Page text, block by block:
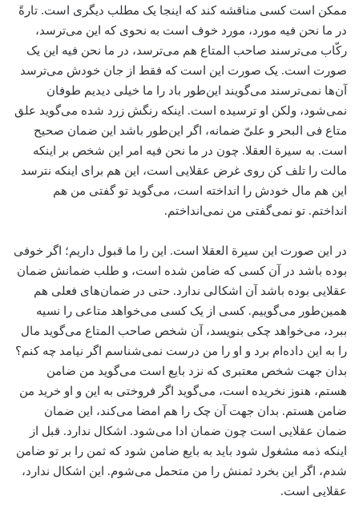
ممکن است کسی مناقشه کند که اینجا یک مطلب دیگری است. تارةً
در ما نحن فیه مورد، مورد خوف است به نحوی که این می‌ترسد،
رکّاب می‌ترسند صاحب المتاع هم می‌ترسد، در ما نحن فیه این یک
صورت است. یک صورت این است که فقط از جان خودش می‌ترسد
آن‌ها نمی‌ترسند می‌گویند این‌طور باد را ما خیلی دیدیم طوفان
نمی‌شود، ولکن او ترسیده است. اینکه رنگش زرد شده می‌گوید علق
متاع فی البحر و علیّ ضمانه، اگر این‌طور باشد این ضمان صحیح
است. به سیرة العقلا. چون در ما نحن فیه امر این شخص بر اینکه
مالت را تلف کن روی غرض عقلایی است، این هم برای اینکه نترسد
این هم مال خودش را انداخته است، می‌گوید تو گفتی من هم
انداختم. تو نمی‌گفتی من نمی‌انداختم.
در این صورت این سیرة العقلا است. این را ما قبول داریم؛ اگر خوفی
بوده باشد در آن کسی که ضامن شده است، و طلب ضمانش ضمان
عقلایی بوده باشد آن اشکالی ندارد. حتی در ضمان‌های فعلی هم
همین‌طور می‌گوییم. کسی از یک کسی می‌خواهد متاعی را نسیه
ببرد، می‌خواهد چکی بنویسد، آن شخص صاحب المتاع می‌گوید مال
را به این داده‌ام برد و او را من درست نمی‌شناسم اگر نیامد چه کنم؟
بدان جهت شخص معتبری که نزد بایع است می‌گوید من ضامن
هستم، هنوز نخریده است، می‌گوید اگر فروختی به این و او خرید من
ضامن هستم. بدان جهت آن چک را هم امضا می‌کند، این ضمان
ضمان عقلایی است چون ضمان ادا می‌شود. اشکال ندارد. قبل از
اینکه ذمه مشغول شود باید به بایع ضامن شود که ثمن را بر تو ضامن
شدم، اگر این بخرد ثمنش را من متحمل می‌شوم. این اشکال ندارد،
عقلایی است.